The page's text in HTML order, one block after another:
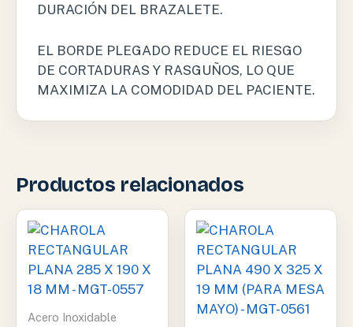
DURACIÓN DEL BRAZALETE.
EL BORDE PLEGADO REDUCE EL RIESGO
DE CORTADURAS Y RASGUÑOS, LO QUE
MAXIMIZA LA COMODIDAD DEL PACIENTE.
Productos relacionados
Acero Inoxidable